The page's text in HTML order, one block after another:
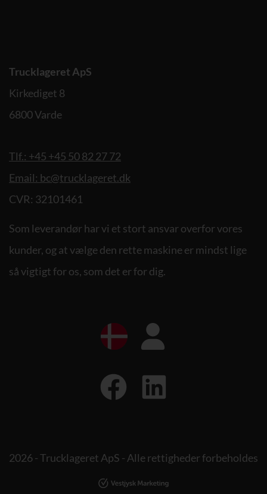
Trucklageret ApS
Kirkediget 8
6800 Varde
Tlf.: +45 +45 50 82 27 72
Email: bc@trucklageret.dk
CVR: 32101461
Som leverandør har vi et stort ansvar overfor vores
kunder, og at vælge den rette maskine er mindst lige
så vigtigt for os, som det er for dig.
2026 - Trucklageret ApS - Alle rettigheder forbeholdes